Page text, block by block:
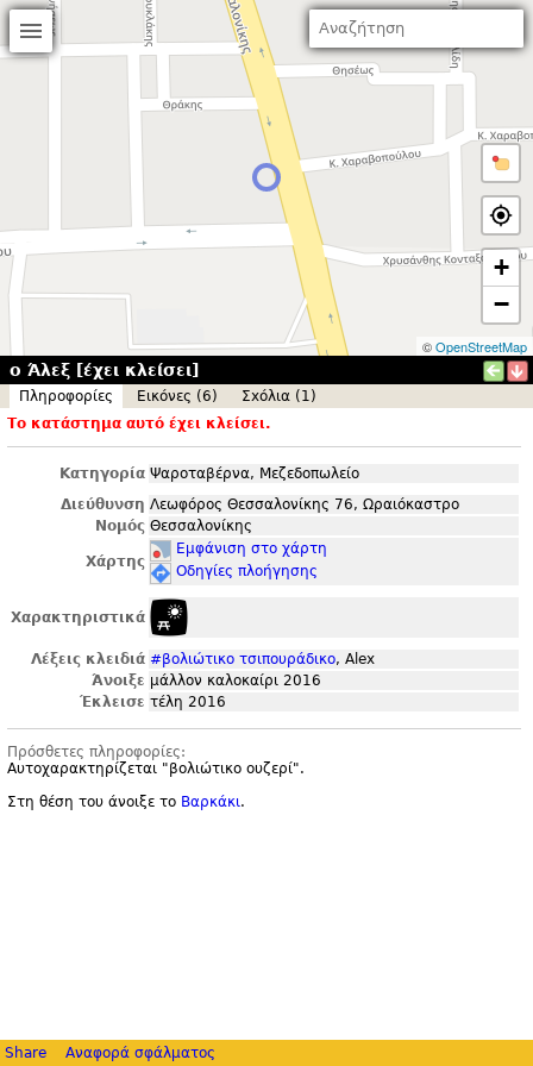
+
−
©OpenStreetMap
ο Άλεξ [έχει κλείσει]
Πληροφορίες Εικόνες (6)
Σxόλια (1)
Το κατάστημα αυτό έχει κλείσει.
Κατηγορία Ψαροταβέρνα, Μεζεδοπωλείο
Διεύθυνση Λεωφόρος Θεσσαλονίκης 76, Ωραιόκαστρο
Νομός Θεσσαλονίκης
Χάρτης
Εμφάνιση στο χάρτη
Οδηγίες πλοήγησης
Χαρακτηριστικά
Λέξεις κλειδιά #βολιώτικο τσιπουράδικο, Alex
Άνοιξε μάλλον καλοκαίρι 2016
Έκλεισε τέλη 2016
Πρόσθετες πληροφορίες:
Αυτοχαρακτηρίζεται "βολιώτικο ουζερί".
Στη θέση του άνοιξε το Βαρκάκι.
Share Αναφορά σφάλματος